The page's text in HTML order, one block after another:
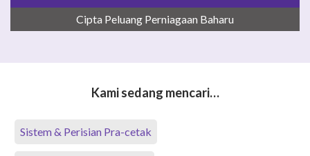
Cipta Peluang Perniagaan Baharu
Kami sedang mencari…
Sistem & Perisian Pra-cetak